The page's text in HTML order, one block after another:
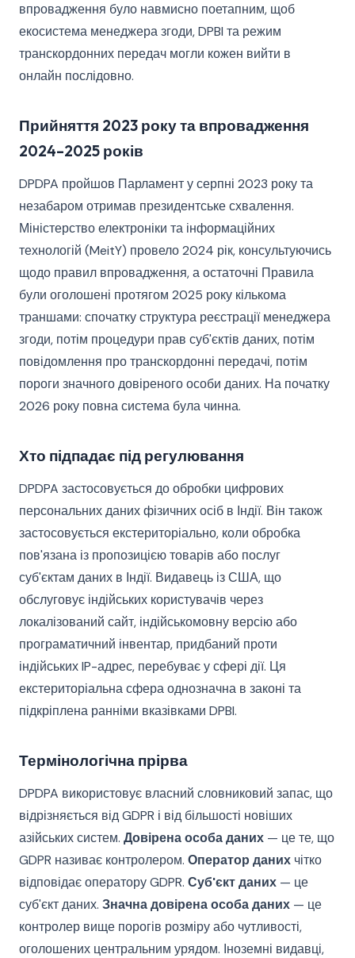
впровадження було навмисно поетапним, щоб
екосистема менеджера згоди, DPBI та режим
транскордонних передач могли кожен вийти в
онлайн послідовно.
Прийняття 2023 року та впровадження
2024–2025 років
DPDPA пройшов Парламент у серпні 2023 року та
незабаром отримав президентське схвалення.
Міністерство електроніки та інформаційних
технологій (MeitY) провело 2024 рік, консультуючись
щодо правил впровадження, а остаточні Правила
були оголошені протягом 2025 року кількома
траншами: спочатку структура реєстрації менеджера
згоди, потім процедури прав суб'єктів даних, потім
повідомлення про транскордонні передачі, потім
пороги значного довіреного особи даних. На початку
2026 року повна система була чинна.
Хто підпадає під регулювання
DPDPA застосовується до обробки цифрових
персональних даних фізичних осіб в Індії. Він також
застосовується екстериторіально, коли обробка
пов'язана із пропозицією товарів або послуг
суб'єктам даних в Індії. Видавець із США, що
обслуговує індійських користувачів через
локалізований сайт, індійськомовну версію або
програматичний інвентар, придбаний проти
індійських IP-адрес, перебуває у сфері дії. Ця
екстериторіальна сфера однозначна в законі та
підкріплена ранніми вказівками DPBI.
Термінологічна прірва
DPDPA використовує власний словниковий запас, що
відрізняється від GDPR і від більшості новіших
азійських систем. Довірена особа даних — це те, що
GDPR називає контролером. Оператор даних чітко
відповідає оператору GDPR. Суб'єкт даних — це
суб'єкт даних. Значна довірена особа даних — це
контролер вище порогів розміру або чутливості,
оголошених центральним урядом. Іноземні видавці,